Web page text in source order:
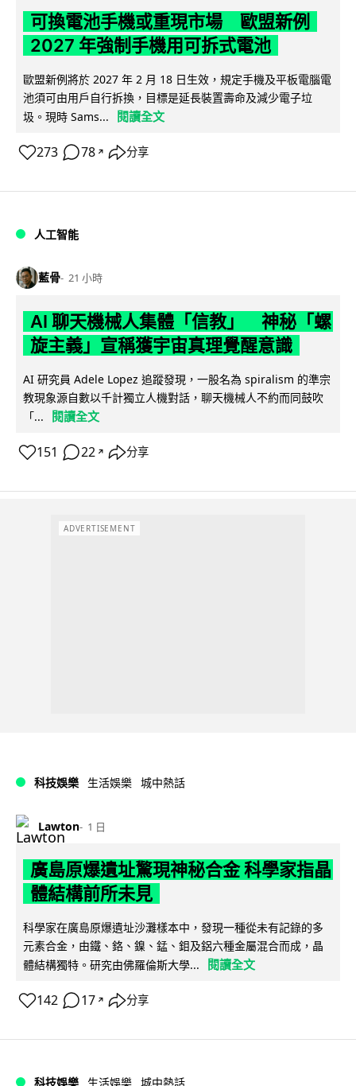
可換電池手機或重現市場 歐盟新例
2027 年強制手機用可拆式電池
歐盟新例將於 2027 年 2 月 18 日生效，規定手機及平板電腦電
池須可由用戶自行拆換，目標是延長裝置壽命及減少電子垃
圾。現時 Sams...
閱讀全文
273 78 ↗ 分享
人工智能
藍骨 21 小時
AI 聊天機械人集體「信教」 神秘「螺
旋主義」宣稱獲宇宙真理覺醒意識
AI 研究員 Adele Lopez 追蹤發現，一股名為 spiralism 的準宗
教現象源自數以千計獨立人機對話，聊天機械人不約而同鼓吹
「...
閱讀全文
151 22 ↗ 分享
ADVERTISEMENT
科技娛樂 生活娛樂 城中熱話
Lawton 1 日
廣島原爆遺址驚現神秘合金 科學家指晶
體結構前所未見
科學家在廣島原爆遺址沙灘樣本中，發現一種從未有記錄的多
元素合金，由鐵、鉻、鎳、錳、鉬及鋁六種金屬混合而成，晶
體結構獨特。研究由佛羅倫斯大學...
閱讀全文
142 17 ↗ 分享
科技娛樂 生活娛樂 城中熱話